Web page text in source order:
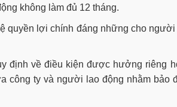
không làm đủ 12 tháng.
quyền lợi chính đáng những cho
định về điều kiện được hưởng riêng
công ty và người lao động nhằm bảo